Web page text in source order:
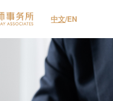
中文/EN